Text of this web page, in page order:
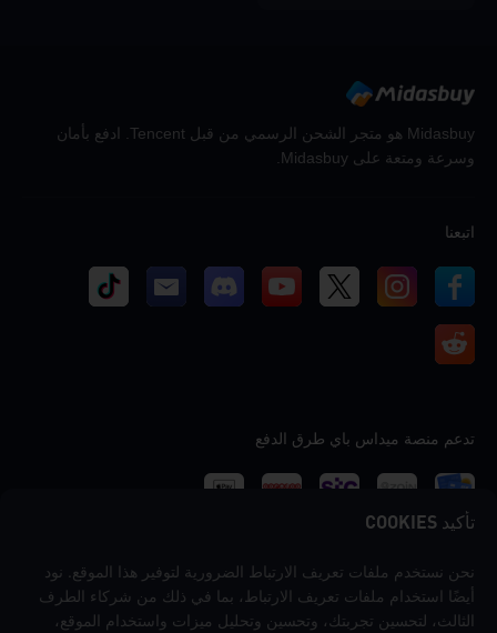
Midasbuy هو متجر الشحن الرسمي من قبل Tencent. ادفع بأمان
وسرعة ومتعة على Midasbuy.
اتبعنا
تدعم منصة ميداس باي طرق الدفع
اتصل بنا
إذا كنت بحاجة إلى أي مساعدة، يرجى التواصل معنا عن طريق النقر على "خدمة
العملاء" للتواصل معنا.
تأكيد COOKIES
نحن نستخدم ملفات تعريف الارتباط الضرورية لتوفير هذا الموقع. نود
أيضًا استخدام ملفات تعريف الارتباط، بما في ذلك من شركاء الطرف
الثالث، لتحسين تجربتك، وتحسين وتحليل ميزات واستخدام الموقع،